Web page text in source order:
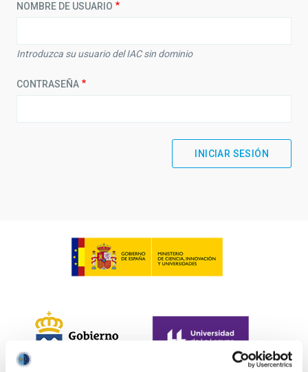
NOMBRE DE USUARIO
Introduzca su usuario del IAC sin dominio
CONTRASEÑA